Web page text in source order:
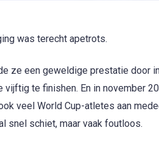
was terecht apetrots.
ze een geweldige prestatie door
vijftig te finishen. En in november
veel World Cup-atletes aan
snel schiet, maar vaak foutloos.